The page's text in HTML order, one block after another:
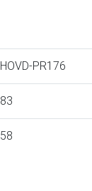
HOVD-PR176
83
58